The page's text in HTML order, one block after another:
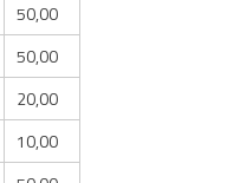
50,00
50,00
20,00
10,00